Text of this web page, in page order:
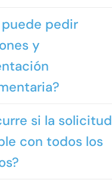
puede pedir
y
si la solicitud
con todos los